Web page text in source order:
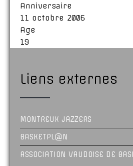
Anniversaire
11 octobre 2006
Age
19
Liens externes
MONTREUX JAZZERS
BASKETPL@N
ASSOCIATION VAUDOISE DE